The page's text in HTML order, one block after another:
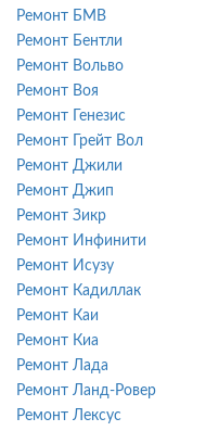
Ремонт БМВ
Ремонт Бентли
Ремонт Вольво
Ремонт Воя
Ремонт Генезис
Ремонт Грейт Вол
Ремонт Джили
Ремонт Джип
Ремонт Зикр
Ремонт Инфинити
Ремонт Исузу
Ремонт Кадиллак
Ремонт Каи
Ремонт Киа
Ремонт Лада
Ремонт Ланд-Ровер
Ремонт Лексус